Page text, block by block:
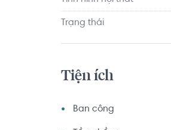
Trạng thái
Tiện ích
Ban công